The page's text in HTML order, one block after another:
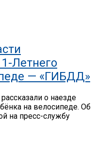
Летнего
— «ГИБДД»
о наезде
на велосипеде. Об
на пресс-службу